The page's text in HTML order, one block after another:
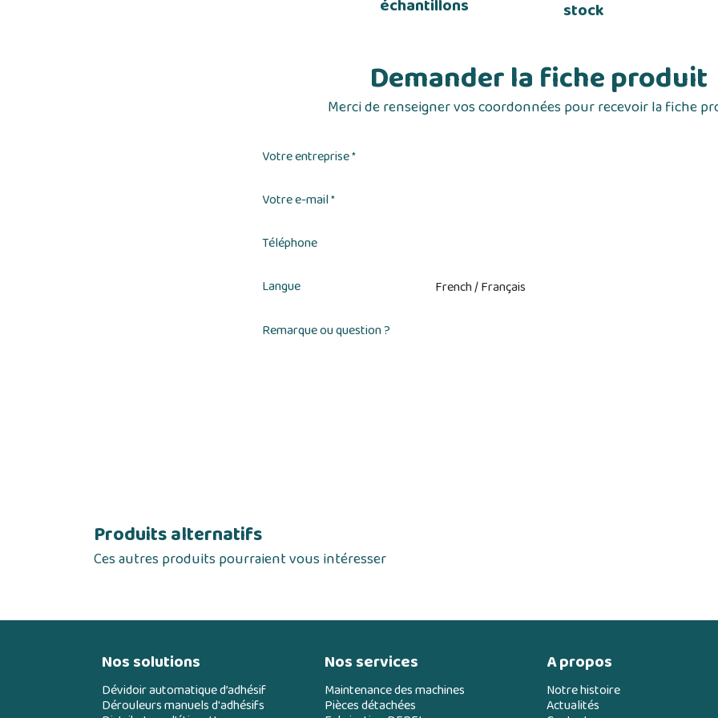
échantillons stock
Demander la fiche produit
Merci de renseigner vos coordonnées pour recevoir la fiche
Votre entreprise*
Votre e-mail*
Téléphone
Langue
Remarque ou question ?
Produits alternatifs
Ces autres produits pourraient vous intéresser
Nos solutions
Dévidoir automatique d’adhésif
Dérouleurs manuels d'adhésifs
Nos services
Maintenance des machines
Pièces détachées
A propos
Notre histoire
Actualités